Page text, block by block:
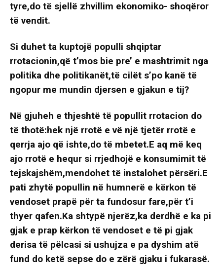
tyre,do të sjellë zhvillim ekonomiko- shoqëror
të vendit.
Si duhet ta kuptojë populli shqiptar
rrotacionin,që t’mos bie pre’ e mashtrimit nga
politika dhe politikanët,të cilët s’po kanë të
ngopur me mundin djersen e gjakun e tij?
Në gjuheh e thjeshtë të popullit rrotacion do
të thotë:hek një rrotë e vë një tjetër rrotë e
qerrja ajo që ishte,do të mbetet.E aq më keq
ajo rrotë e hequr si rrjedhojë e konsumimit të
tejskajshëm,mendohet të instalohet përsëri.E
pati zhytë popullin në humnerë e kërkon të
vendoset prapë për ta fundosur fare,për t’i
thyer qafen.Ka shtypë njerëz,ka derdhë e ka pi
gjak e prap kërkon të vendoset e të pi gjak
derisa të pëlcasi si ushujza e pa dyshim atë
fund do ketë sepse do e zërë gjaku i fukarasë.